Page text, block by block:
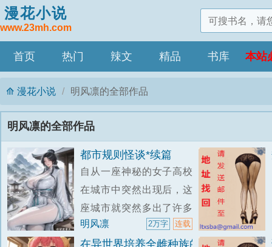
漫花小说
www.23mh.com
首页 热门 辣文 精品 书库 本站
漫花小说 明风凛的全部作品
明风凛的全部作品
都市规则怪谈*续篇
自从一座神秘的女子高校
在城市中突然出现后，这
座城市就突然多出了许多
诡异的规则。
明风凛 连载
2万字
在异世界培养全雌种族的我，成为神明